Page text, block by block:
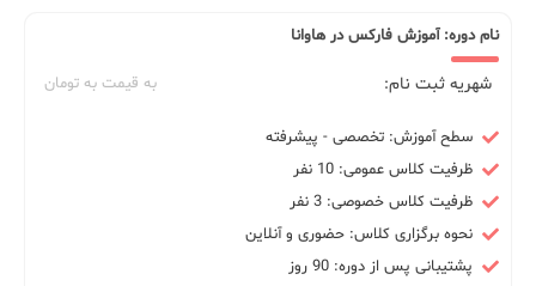
نام دوره: آموزش فارکس در هاوانا
شهریه ثبت نام: به قیمت به تومان
سطح آموزش: تخصصی - پیشرفته
ظرفیت کلاس عمومی: 10 نفر
ظرفیت کلاس خصوصی: 3 نفر
نحوه برگزاری کلاس: حضوری و آنلاین
پشتیبانی پس از دوره: 90 روز